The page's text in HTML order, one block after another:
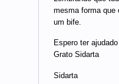
mesma forma que
um bife.
Espero ter ajudado
Grato Sidarta
Sidarta